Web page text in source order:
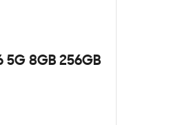
8GB 256GB